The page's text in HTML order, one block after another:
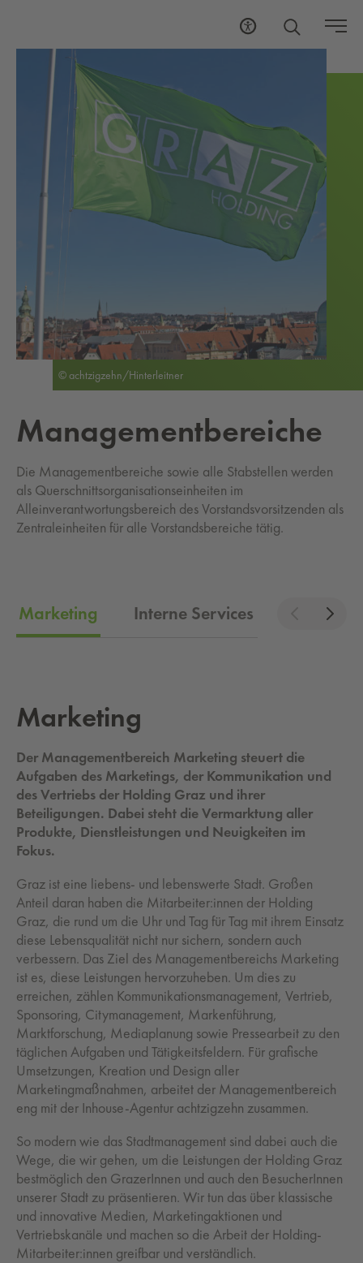
Ma­na­ge­ment­be­rei­che
Die Managementbereiche sowie alle Stabstellen werden
als Querschnittsorganisationseinheiten im
Alleinverantwortungsbereich des Vorstandsvorsitzenden als
Zentraleinheiten für alle Vorstandsbereiche tätig.
© achtzigzehn/Hinterleitner
Marketing Interne Services &
Mar­ke­ting
Der Managementbereich Marketing steuert die
Aufgaben des Marketings, der Kommunikation und
des Vertriebs der Holding Graz und ihrer
Beteiligungen. Dabei steht die Vermarktung aller
Produkte, Dienstleistungen und Neuigkeiten im
Fokus.
Graz ist eine liebens- und lebenswerte Stadt. Großen
Anteil daran haben die Mitarbeiter:innen der Holding
Graz, die rund um die Uhr und Tag für Tag mit ihrem Einsatz
diese Lebensqualität nicht nur sichern, sondern auch
verbessern. Das Ziel des Managementbereichs Marketing
ist es, diese Leistungen hervorzuheben. Um dies zu
erreichen, zählen Kommunikationsmanagement, Vertrieb,
Sponsoring, Citymanagement, Markenführung,
Marktforschung, Mediaplanung sowie Pressearbeit zu den
täglichen Aufgaben und Tätigkeitsfeldern. Für grafische
Umsetzungen, Kreation und Design aller
Marketingmaßnahmen, arbeitet der Managementbereich
eng mit der Inhouse-Agentur achtzigzehn zusammen.
So modern wie das Stadtmanagement sind dabei auch die
Wege, die wir gehen, um die Leistungen der Holding Graz
bestmöglich den GrazerInnen und auch den BesucherInnen
unserer Stadt zu präsentieren. Wir tun das über klassische
und innovative Medien, Marketingaktionen und
Vertriebskanäle und machen so die Arbeit der Holding-
Mitarbeiter:innen greifbar und verständlich.